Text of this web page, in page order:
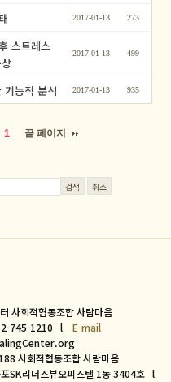
2017-01-13 273
스트레스
2017-01-13 499
기능적 분석 2017-01-13 935
1 끝 페이지
검색 취소
사회적협동조합 사람마음
745-1210 l E-mail
사회적협동조합 사람마음
SK리더스뷰오피스텔 1동 3404호 l